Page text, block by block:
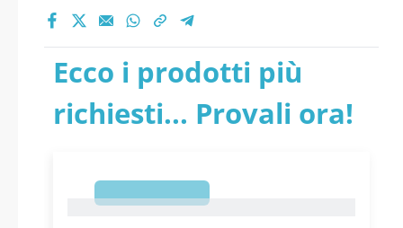
Ecco i prodotti più
richiesti... Provali ora!